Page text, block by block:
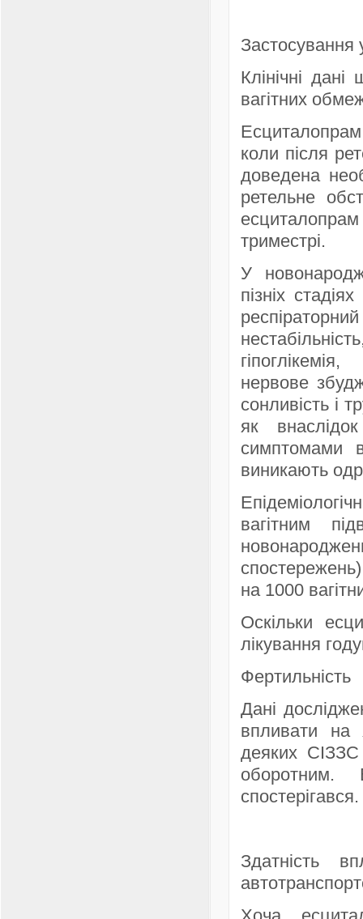
Застосування
Клінічні
вагітних
коли після
доведена
ретельне
есциталопрам
триместрі.
У
пізніх
нервове
сонливість і
як
симптомами
виникають
вагітним
на 1000
Оскільки
лікування
Фертильність
Дані
впливати на
деяких
спостерігався.
Здатність